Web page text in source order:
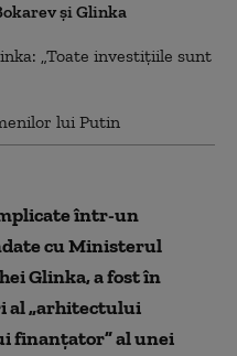
și Glinka
„Toate investițiile sunt
lui Putin
într-un
cu Ministerul
Glinka, a fost în
al „arhitectului
finanțator” al unei